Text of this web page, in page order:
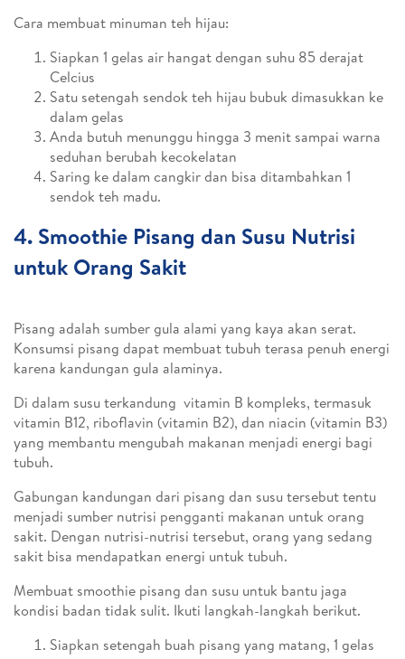
Cara membuat minuman teh hijau:
Siapkan 1 gelas air hangat dengan suhu 85 derajat
Celcius
Satu setengah sendok teh hijau bubuk dimasukkan ke
dalam gelas
Anda butuh menunggu hingga 3 menit sampai warna
seduhan berubah kecokelatan
Saring ke dalam cangkir dan bisa ditambahkan 1
sendok teh madu.
4. Smoothie Pisang dan Susu Nutrisi
untuk Orang Sakit
Pisang adalah sumber gula alami yang kaya akan serat.
Konsumsi pisang dapat membuat tubuh terasa penuh energi
karena kandungan gula alaminya.
Di dalam susu terkandung vitamin B kompleks, termasuk
vitamin B12, riboflavin (vitamin B2), dan niacin (vitamin B3)
yang membantu mengubah makanan menjadi energi bagi
tubuh.
Gabungan kandungan dari pisang dan susu tersebut tentu
menjadi sumber nutrisi pengganti makanan untuk orang
sakit. Dengan nutrisi-nutrisi tersebut, orang yang sedang
sakit bisa mendapatkan energi untuk tubuh.
Membuat smoothie pisang dan susu untuk bantu jaga
kondisi badan tidak sulit. Ikuti langkah-langkah berikut.
Siapkan setengah buah pisang yang matang, 1 gelas